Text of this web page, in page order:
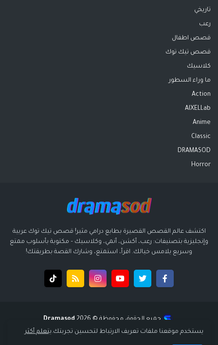
تاريخي
رعب
قصص اطفال
قصص تيك توك
كلاسيك
ما وراء السطور
Action
AIXELLab
Anime
Classic
DRAMASOD
Horror
اكتشف عالم القصص القصيرة بطابع درامي مثير! قصص تيك توك عربية
وإنجليزية بتصنيفات: رعب، أكشن، أنمي، وكلاسيك – مكتوبة بأسلوب ممتع
وسريع يلامس خيالك. اقرأ، استمتع، وشارك القصة بطريقتك!
جميع الحقوق محفوظة ©️ 2026
Dramasod
قالب بواسطةقالب سوبر ميجا - supermega | تصميم انتشار ديجيتال
يستخدم موقعنا ملفات تعريف الارتباط لتحسين تجربتك.يتعلم أكثر